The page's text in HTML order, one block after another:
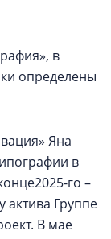
в
определены
Яна
в
го –
актива Группе
В мае